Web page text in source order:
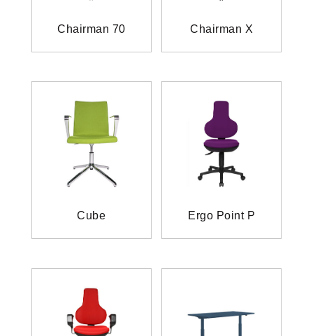
Chairman 70 Chairman X
Cube Ergo Point P